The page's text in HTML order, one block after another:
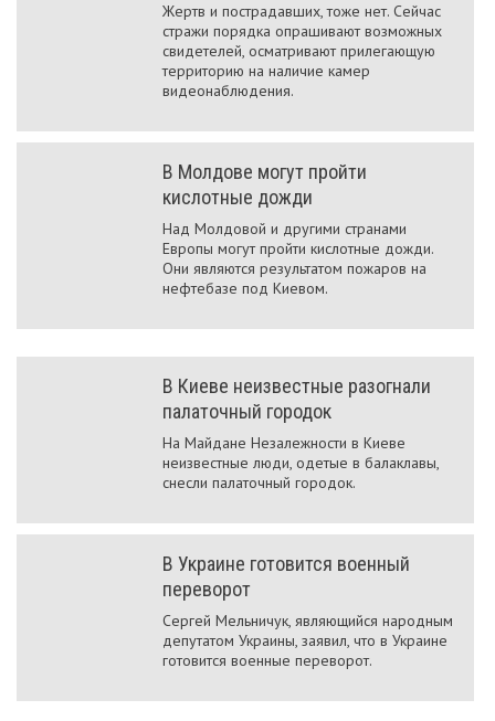
Жертв и пострадавших, тоже нет. Сейчас
стражи порядка опрашивают возможных
свидетелей, осматривают прилегающую
территорию на наличие камер
видеонаблюдения.
В Молдове могут пройти
кислотные дожди
Над Молдовой и другими странами
Европы могут пройти кислотные дожди.
Они являются результатом пожаров на
нефтебазе под Киевом.
В Киеве неизвестные разогнали
палаточный городок
На Майдане Незалежности в Киеве
неизвестные люди, одетые в балаклавы,
снесли палаточный городок.
В Украине готовится военный
переворот
Сергей Мельничук, являющийся народным
депутатом Украины, заявил, что в Украине
готовится военные переворот.